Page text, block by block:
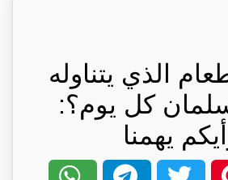
الذي يتناوله
كل يوم؟:
يهمنا